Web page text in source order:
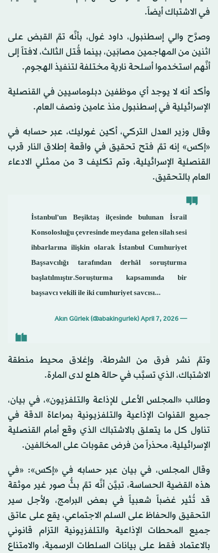
في الاشتباك أيضاً.
وصرَّح والي إسطنبول، داود غول، بأنَّه تمَّ القبض على
اثنين من المهاجمين مصابَين، بينما قُتل الثالث، لافتاً إلى
أنَّهم استخدموا أسلحة نارية مختلفة لتنفيذ الهجوم.
وأكد أنه لا يوجد أي موظفين دبلوماسيين في القنصلية
الإسرائيلية في إسطنبول منذ عامين ونصف العام.
وقال وزير العدل التركي، أكين غورليك، عبر حسابه في
«إكس» إنه تمَّ فتح تحقيق في واقعة إطلاق النار قرب
القنصلية الإسرائيلية، وتم تكليف 3 من ممثلي الادعاء
العام بالتحقيق.
İstanbul’un Beşiktaş ilçesinde bulunan İsrail
Konsolosluğu çevresinde meydana gelen silah sesi
ihbarlarına ilişkin olarak İstanbul Cumhuriyet
Başsavcılığı tarafından derhâl soruşturma
başlatılmıştır.Soruşturma kapsamında bir
başsavcı vekili ile iki cumhuriyet savcısı...
— Akın Gürlek (@abakingurlek)
April 7, 2026
وتمَّ نشر فرق من الشرطة، وإغلاق محيط منطقة
الاشتباك، الذي تسبَّب في حالة هلع لدى المارة.
وطالب «المجلس الأعلى للإذاعة والتلفزيون»، في بيان،
جميع القنوات الإذاعية والتلفزيونية بمراعاة الدقة في
تناول كل ما يتعلق بالاشتباك الذي وقع أمام القنصلية
الإسرائيلية، محذراً من فرض عقوبات على المخالفين.
وقال المجلس، في بيان عبر حسابه في «إكس»: «في
هذه القضية الحساسة، تبيَّن أنَّه تمَّ بثُّ صور غير موثقة
قد تُثير غضباً شعبياً في بعض البرامج، ولأجل سير
التحقيق والحفاظ على السلم الاجتماعي، يقع على عاتق
جميع المحطات الإذاعية والتلفزيونية التزام قانوني
بالاعتماد فقط على بيانات السلطات الرسمية، والامتناع